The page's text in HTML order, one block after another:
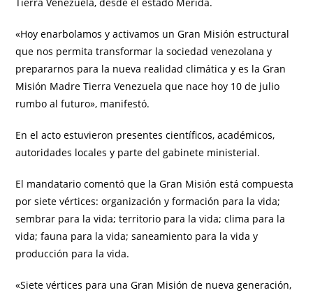
«Hoy enarbolamos y activamos un Gran Misión estructural
que nos permita transformar la sociedad venezolana y
prepararnos para la nueva realidad climática y es la Gran
Misión Madre Tierra Venezuela que nace hoy 10 de julio
rumbo al futuro», manifestó.
En el acto estuvieron presentes científicos, académicos,
autoridades locales y parte del gabinete ministerial.
El mandatario comentó que la Gran Misión está compuesta
por siete vértices: organización y formación para la vida;
sembrar para la vida; territorio para la vida; clima para la
vida; fauna para la vida; saneamiento para la vida y
producción para la vida.
«Siete vértices para una Gran Misión de nueva generación,